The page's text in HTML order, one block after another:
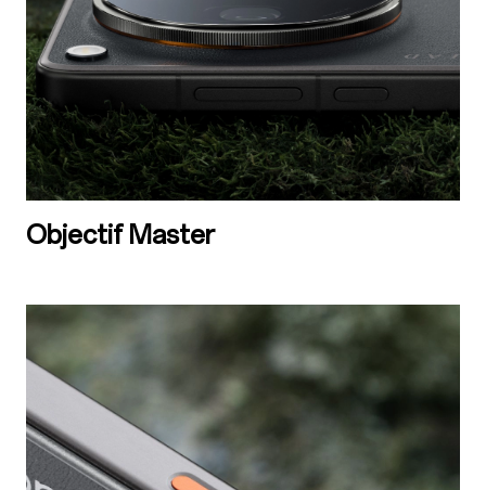
Objectif Master